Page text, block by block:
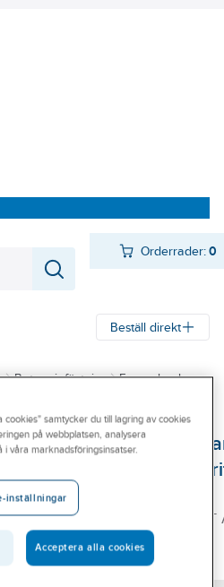
Orderrader:0
Beställ direkt
Betonginfästning Expanderskruv
RAWL
RAWL M24,
EXPANDER RAWL R-XPT
24/100X260 10/FP
Lev. artikelnr: 922180
cookies" samtycker du till lagring av cookies
på webbplatsen, analysera
i våra marknadsföringsinsatser.
inställningar
Acceptera alla cookies